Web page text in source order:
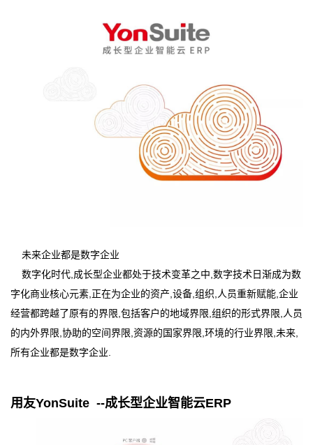
未来企业都是数字企业
数字化时代,成长型企业都处于技术变革之中,数字技术日渐成为数
字化商业核心元素,正在为企业的资产,设备,组织,人员重新赋能,企业
经营都跨越了原有的界限,包括客户的地域界限,组织的形式界限,人员
的内外界限,协助的空间界限,资源的国家界限,环境的行业界限,未来,
所有企业都是数字企业.
用友YonSuite --成长型企业智能云ERP